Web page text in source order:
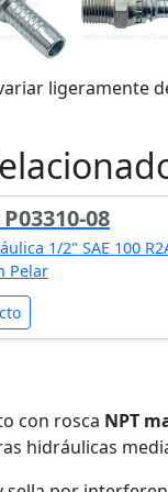
ligeramente
08
1/2" SAE 100
Pelar
con rosca NPT
hidráulicas